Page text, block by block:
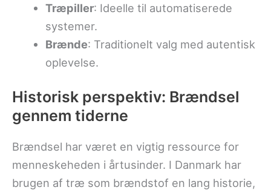
Træpiller: Ideelle til automatiserede
systemer.
Brænde: Traditionelt valg med autentisk
oplevelse.
Historisk perspektiv: Brændsel
gennem tiderne
Brændsel har været en vigtig ressource for
menneskeheden i årtusinder. I Danmark har
brugen af træ som brændstof en lang historie,